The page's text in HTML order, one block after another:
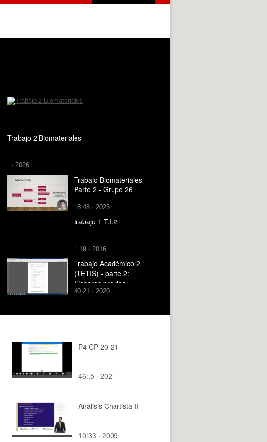
Trabajo 2 Biomateriales
: · 2026
Trabajo Biomateriales
Parte 2 - Grupo 26
18:48 · 2023
trabajo 1 T.I.2
1:19 · 2016
Trabajo Académico 2
(TETIS) - parte 2:
Ficheros previos
40:21 · 2020
P4 CP 20-21
46:,5 · 2021
Análisis Chartista II
10:33 · 2009